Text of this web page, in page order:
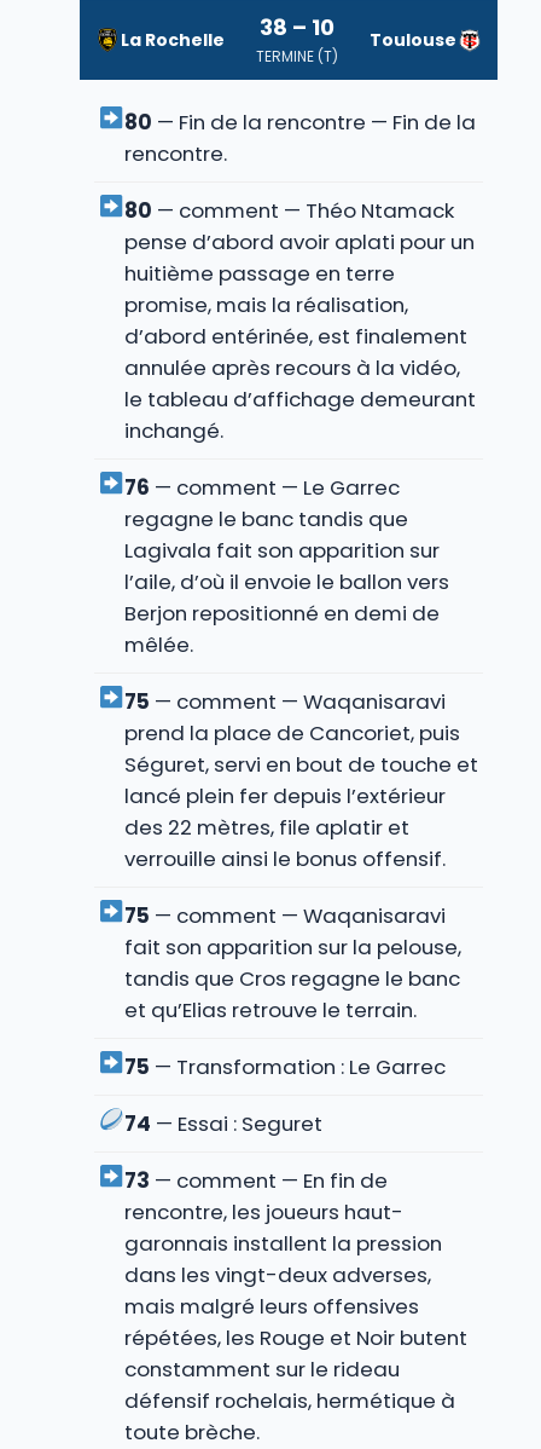
La Rochelle 38 – 10
TERMINE (T)
Toulouse
80 — Fin de la rencontre — Fin de la
rencontre.
80 — comment — Théo Ntamack
pense d’abord avoir aplati pour un
huitième passage en terre
promise, mais la réalisation,
d’abord entérinée, est finalement
annulée après recours à la vidéo,
le tableau d’affichage demeurant
inchangé.
76 — comment — Le Garrec
regagne le banc tandis que
Lagivala fait son apparition sur
l’aile, d’où il envoie le ballon vers
Berjon repositionné en demi de
mêlée.
75 — comment — Waqanisaravi
prend la place de Cancoriet, puis
Séguret, servi en bout de touche et
lancé plein fer depuis l’extérieur
des 22 mètres, file aplatir et
verrouille ainsi le bonus offensif.
75 — comment — Waqanisaravi
fait son apparition sur la pelouse,
tandis que Cros regagne le banc
et qu’Elias retrouve le terrain.
75 — Transformation : Le Garrec
74 — Essai : Seguret
73 — comment — En fin de
rencontre, les joueurs haut-
garonnais installent la pression
dans les vingt-deux adverses,
mais malgré leurs offensives
répétées, les Rouge et Noir butent
constamment sur le rideau
défensif rochelais, hermétique à
toute brèche.